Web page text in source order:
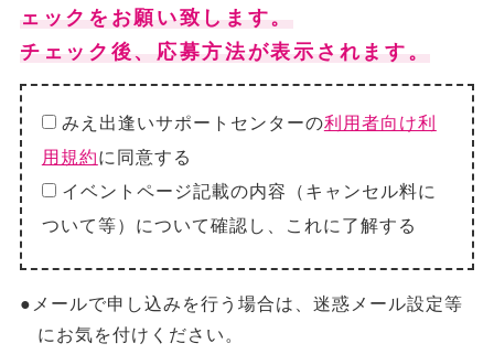
ェックをお願い致します。
チェック後、応募方法が表示されます。
みえ出逢いサポートセンターの利用者向け利
用規約に同意する
イベントページ記載の内容（キャンセル料に
ついて等）について確認し、これに了解する
●メールで申し込みを行う場合は、迷惑メール設定等
にお気を付けください。